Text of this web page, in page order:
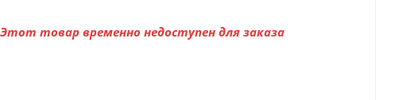
Этот товар временно недоступен для заказа